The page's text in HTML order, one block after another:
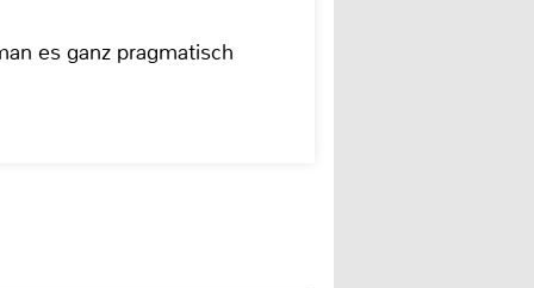
es ganz pragmatisch